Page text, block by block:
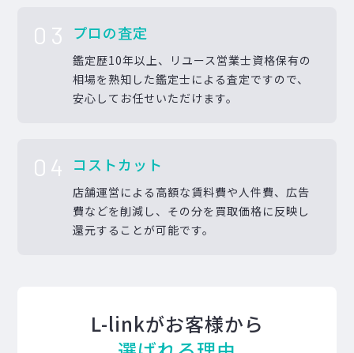
03 プロの査定
鑑定歴10年以上、リユース営業士資格保有の
相場を熟知した鑑定士による査定ですので、
安心してお任せいただけます。
04 コストカット
店舗運営による高額な賃料費や人件費、広告
費などを削減し、その分を買取価格に反映し
還元することが可能です。
L-linkがお客様から